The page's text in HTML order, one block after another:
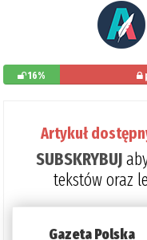
16%
Artykuł
SUBSKRYBUJ
tekstów oraz
Gazeta Polska